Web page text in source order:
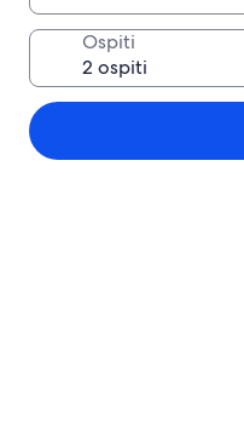
Ospiti